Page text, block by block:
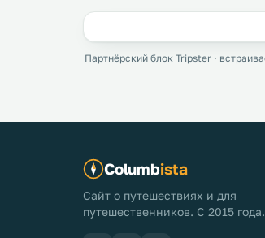
Партнёрский блок Tripster ·
Columbista
Сайт о путешествиях и для
путешественников. С 2015 года.